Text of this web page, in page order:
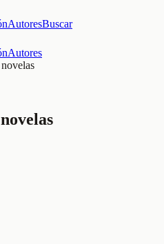
AutoresBuscar
Autores